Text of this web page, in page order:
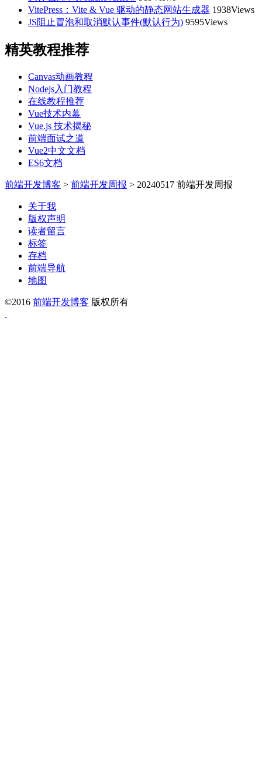
VitePress：Vite & Vue 驱动的静态网站生成器 1938Views
JS阻止冒泡和取消默认事件(默认行为) 9595Views
精英教程推荐
Canvas动画教程
Nodejs入门教程
在线教程推荐
Vue技术内幕
Vue.js 技术揭秘
前端面试之道
Vue2中文文档
ES6文档
前端开发博客 > 前端开发周报 > 20240517 前端开发周报
关于我
版权声明
读者留言
标签
存档
前端导航
地图
©2016 前端开发博客 版权所有